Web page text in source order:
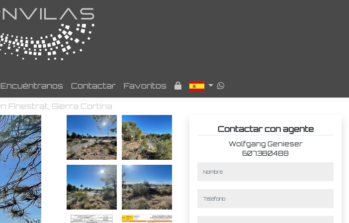
Encuéntranos Contactar Favoritos
Finestrat, Sierra Cortina
Contactar con agente
Wolfgang Genieser
607380488